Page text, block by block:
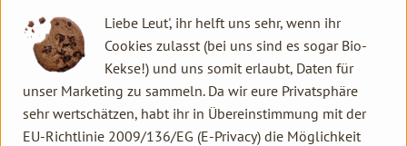
Hersteller: Riegel Bioweine
Italien
Liebe Leut', ihr helft uns sehr, wenn ihr
Cookies zulasst (bei uns sind es sogar Bio-
Kekse!) und uns somit erlaubt, Daten für
unser Marketing zu sammeln. Da wir eure Privatsphäre
sehr wertschätzen, habt ihr in Übereinstimmung mit der
EU-Richtlinie 2009/136/EG (E-Privacy) die Möglichkeit